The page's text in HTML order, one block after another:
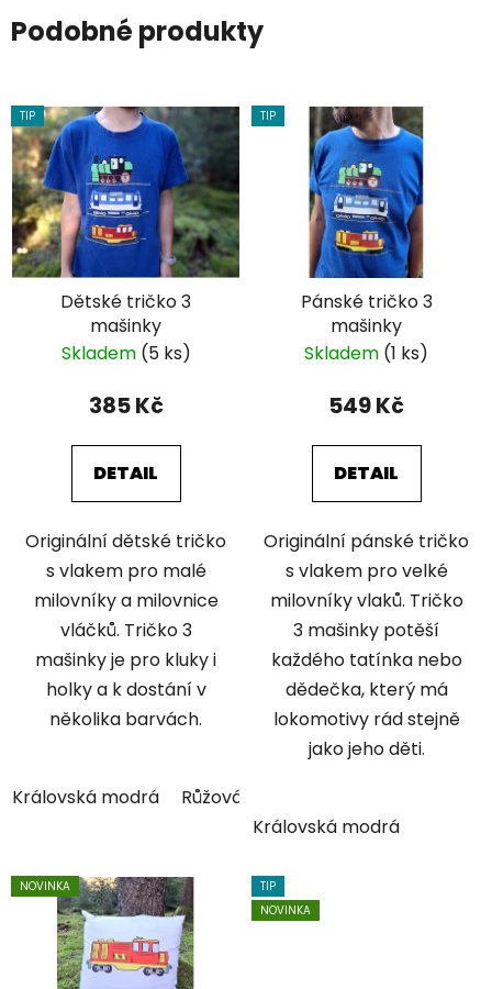
Podobné produkty
TIP
Dětské tričko 3
mašinky
Skladem (5 ks)
385 Kč
DETAIL
Originální dětské tričko
s vlakem pro malé
milovníky a milovnice
vláčků. Tričko 3
mašinky je pro kluky i
holky a k dostání v
několika barvách.
Královská modrá Růžová
TIP
Pánské tričko 3
mašinky
Skladem (1 ks)
549 Kč
DETAIL
Originální pánské tričko
s vlakem pro velké
milovníky vlaků. Tričko
3 mašinky potěší
každého tatínka nebo
dědečka, který má
lokomotivy rád stejně
jako jeho děti.
Královská modrá
NOVINKA
TIP
NOVINKA